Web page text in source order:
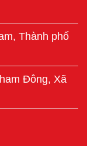
Thành phố
Đông, Xã